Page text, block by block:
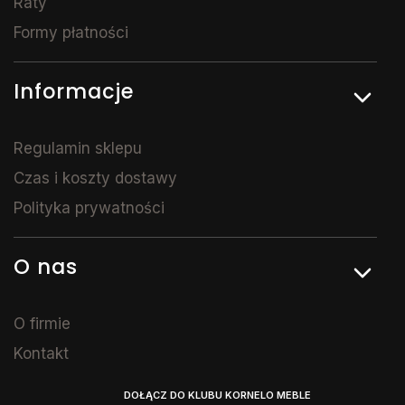
Formy płatności
Informacje
Regulamin sklepu
Czas i koszty dostawy
Polityka prywatności
O nas
O firmie
Kontakt
DOŁĄCZ DO KLUBU KORNELO MEBLE